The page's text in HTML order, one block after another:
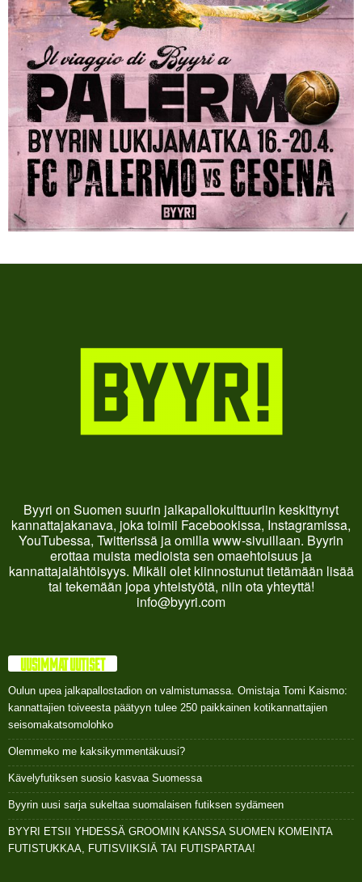
Byyri on Suomen suurin jalkapallokulttuuriin keskittynyt
kannattajakanava, joka toimii Facebookissa, Instagramissa,
YouTubessa, Twitterissä ja omilla www-sivuillaan. Byyrin
erottaa muista medioista sen omaehtoisuus ja
kannattajalähtöisyys. Mikäli olet kiinnostunut tietämään lisää
tai tekemään jopa yhteistyötä, niin ota yhteyttä!
info@byyri.com
UUSIMMAT UUTISET
Oulun upea jalkapallostadion on valmistumassa. Omistaja Tomi Kaismo:
kannattajien toiveesta päätyyn tulee 250 paikkainen kotikannattajien
seisomakatsomolohko
Olemmeko me kaksikymmentäkuusi?
Kävelyfutiksen suosio kasvaa Suomessa
Byyrin uusi sarja sukeltaa suomalaisen futiksen sydämeen
BYYRI ETSII YHDESSÄ GROOMIN KANSSA SUOMEN KOMEINTA
FUTISTUKKAA, FUTISVIIKSIÄ TAI FUTISPARTAA!